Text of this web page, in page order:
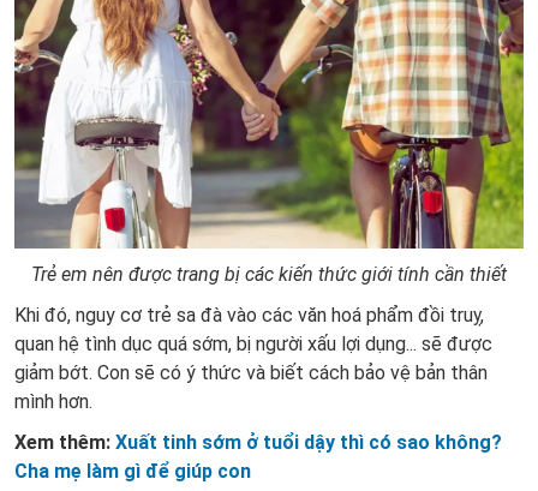
Trẻ em nên được trang bị các kiến thức giới tính cần thiết
Khi đó, nguy cơ trẻ sa đà vào các văn hoá phẩm đồi truỵ,
quan hệ tình dục quá sớm, bị người xấu lợi dụng... sẽ được
giảm bớt. Con sẽ có ý thức và biết cách bảo vệ bản thân
mình hơn.
Xem thêm: Xuất tinh sớm ở tuổi dậy thì có sao không?
Cha mẹ làm gì để giúp con